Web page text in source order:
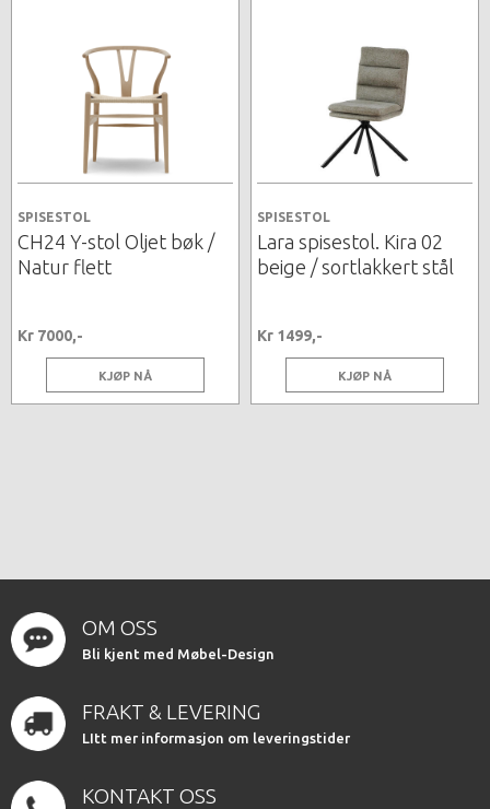
SPISESTOL
CH24 Y-stol Oljet bøk /
Natur flett
Kr 7000,-
KJØP NÅ
SPISESTOL
Lara spisestol. Kira 02
beige / sortlakkert stål
Kr 1499,-
KJØP NÅ
OM OSS
Bli kjent med Møbel-Design
FRAKT & LEVERING
LItt mer informasjon om leveringstider
KONTAKT OSS